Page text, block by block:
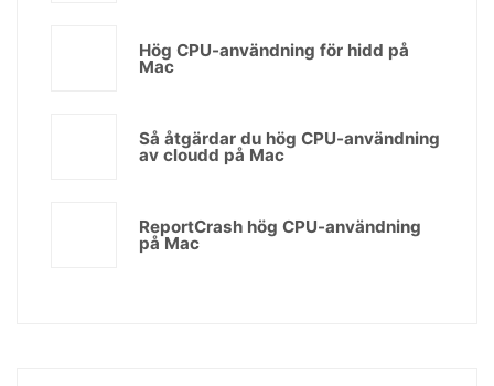
Hög CPU-användning för hidd på
Mac
Så åtgärdar du hög CPU-användning
av cloudd på Mac
ReportCrash hög CPU-användning
på Mac